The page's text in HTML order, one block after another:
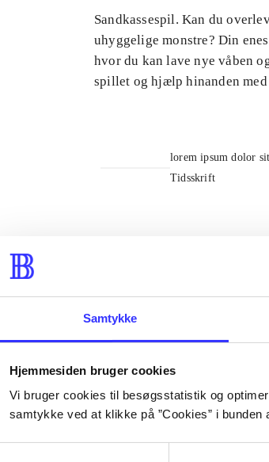
Samtykke
Hjemmesiden bruger cookies
Vi bruger cookies til besøgsstatistik og
samtykke ved at klikke på ”Cookies” i
Sandkassespil. Kan du
uhyggelige monstre? Din
hvor du kan lave nye våben
spillet og hjælp hinanden med
lorem ipsum dolor
Tidsskrift